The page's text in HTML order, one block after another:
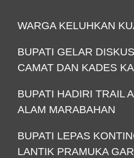
WARGA KELUHKAN
BUPATI GELAR
CAMAT DAN KADES
BUPATI HADIRI TRAIL
ALAM MARABAHAN
BUPATI LEPAS
LANTIK PRAMUKA